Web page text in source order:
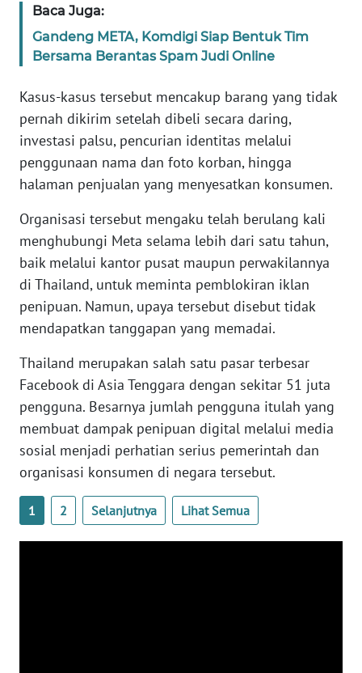
Baca Juga:
Gandeng META, Komdigi Siap Bentuk Tim
Bersama Berantas Spam Judi Online
Kasus-kasus tersebut mencakup barang yang tidak
pernah dikirim setelah dibeli secara daring,
investasi palsu, pencurian identitas melalui
penggunaan nama dan foto korban, hingga
halaman penjualan yang menyesatkan konsumen.
Organisasi tersebut mengaku telah berulang kali
menghubungi Meta selama lebih dari satu tahun,
baik melalui kantor pusat maupun perwakilannya
di Thailand, untuk meminta pemblokiran iklan
penipuan. Namun, upaya tersebut disebut tidak
mendapatkan tanggapan yang memadai.
Thailand merupakan salah satu pasar terbesar
Facebook di Asia Tenggara dengan sekitar 51 juta
pengguna. Besarnya jumlah pengguna itulah yang
membuat dampak penipuan digital melalui media
sosial menjadi perhatian serius pemerintah dan
organisasi konsumen di negara tersebut.
1 2 Selanjutnya Lihat Semua
WN
BANTEN
NTT
WN
PAPUA
WN
BARAT
WN
WN
SERAMBI
WN
JAMBI
SULTRA